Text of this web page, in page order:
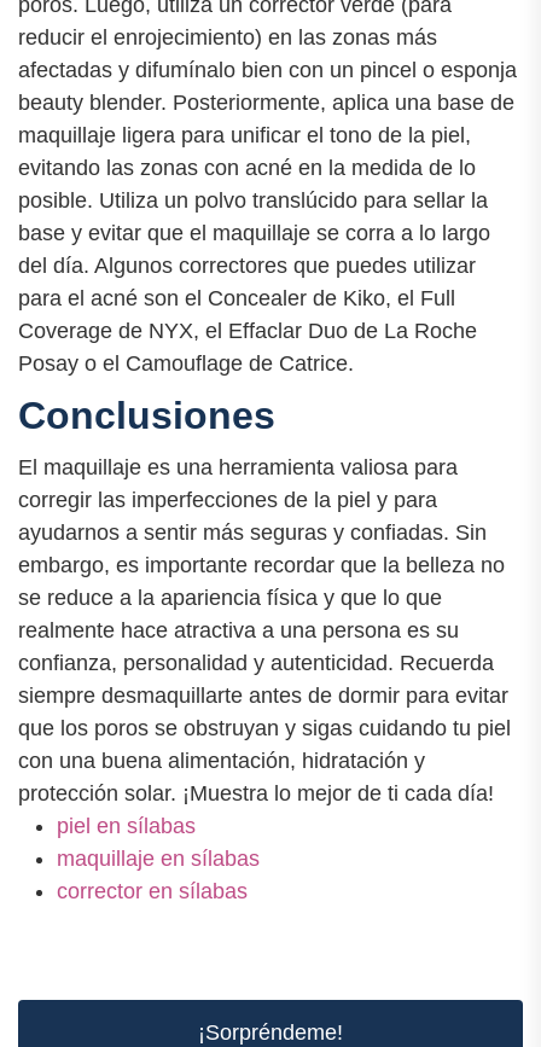
reducir el enrojecimiento) en las zonas más
afectadas y difumínalo bien con un pincel o esponja
beauty blender. Posteriormente, aplica una base de
maquillaje ligera para unificar el tono de la piel,
evitando las zonas con acné en la medida de lo
posible. Utiliza un polvo translúcido para sellar la
base y evitar que el maquillaje se corra a lo largo
del día. Algunos correctores que puedes utilizar
para el acné son el Concealer de Kiko, el Full
Coverage de NYX, el Effaclar Duo de La Roche
Posay o el Camouflage de Catrice.
Conclusiones
El maquillaje es una herramienta valiosa para
corregir las imperfecciones de la piel y para
ayudarnos a sentir más seguras y confiadas. Sin
embargo, es importante recordar que la belleza no
se reduce a la apariencia física y que lo que
realmente hace atractiva a una persona es su
confianza, personalidad y autenticidad. Recuerda
siempre desmaquillarte antes de dormir para evitar
que los poros se obstruyan y sigas cuidando tu piel
con una buena alimentación, hidratación y
protección solar. ¡Muestra lo mejor de ti cada día!
piel en sílabas
maquillaje en sílabas
corrector en sílabas
¡Sorpréndeme!